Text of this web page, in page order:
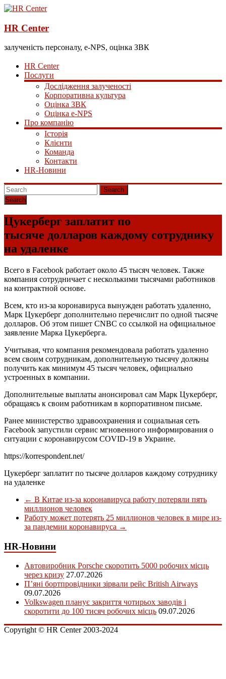
HR Center
залученість персоналу, e-NPS, оцінка ЗВК
HR Center
Послуги
Дослідження залученості
Корпоративна культура
Оцінка ЗВК
Оцінка e-NPS
Про компанію
Історія
Клієнти
Команда
Контакти
HR-Новини
Search
Цукерберг заплатит по
тысяче долларов каждому сотруднику
на удаленке
Всего в Facebook работает около 45 тысяч человек. Также
компания сотрудничает с несколькими тысячами работников
на контрактной основе.
Всем, кто из-за коронавируса вынужден работать удаленно,
Марк Цукерберг дополнительно перечислит по одной тысяче
долларов. Об этом пишет CNBC со ссылкой на официальное
заявление Марка Цукерберга.
Учитывая, что компания рекомендовала работать удаленно
всем своим сотрудникам, дополнительную тысячу должны
получить как минимум 45 тысяч человек, официально
устроенных в компании.
Дополнительные выплаты анонсировал сам Марк Цукерберг,
обращаясь к своим работникам в корпоративном письме.
Ранее министерство здравоохранения и социальная сеть
Facebook запустили сервис мгновенного информирования о
ситуации с коронавирусом COVID-19 в Украине.
https://korrespondent.net/
Цукерберг заплатит по тысяче долларов каждому сотруднику
на удаленке
← В Китае из-за коронавируса работу потеряли пять
миллионов человек
Работу может потерять 25 миллионов человек в мире из-
за пандемии коронавируса →
HR-Новини
Автовиробник Porsche скоротить 5000 робочих місць
через кризу 27.07.2026
П’яні бортпровідники зірвали рейс British Airways
09.07.2026
Volkswagen планує закриття чотирьох заводів і
скоротити до 100 тисяч робочих місць 09.07.2026
Copyright © HR Center 2003-2024